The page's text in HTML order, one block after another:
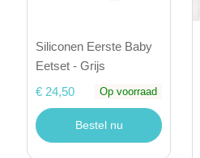
Siliconen Eerste Baby
Eetset - Grijs
€ 24,50
Op voorraad
Bestel nu